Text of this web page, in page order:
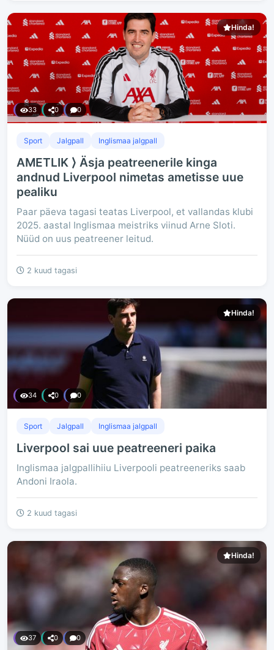
Hinda!
33 0 0
Sport Jalgpall Inglismaa jalgpall
AMETLIK ⟩ Äsja peatreenerile kinga
andnud Liverpool nimetas ametisse uue
pealiku
Paar päeva tagasi teatas Liverpool, et vallandas klubi
2025. aastal Inglismaa meistriks viinud Arne Sloti.
Nüüd on uus peatreener leitud.
2 kuud tagasi
Hinda!
34 0 0
Sport Jalgpall Inglismaa jalgpall
Liverpool sai uue peatreeneri paika
Inglismaa jalgpallihiiu Liverpooli peatreeneriks saab
Andoni Iraola.
2 kuud tagasi
Hinda!
37 0 0